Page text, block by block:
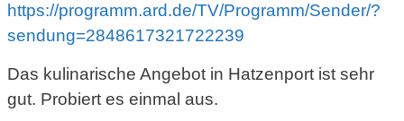
https://programm.ard.de/TV/Programm/Sender/?
sendung=2848617321722239
Das kulinarische Angebot in Hatzenport ist sehr
gut. Probiert es einmal aus.